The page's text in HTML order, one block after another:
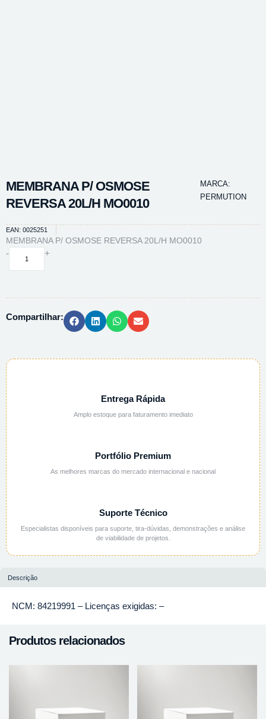
MEMBRANA P/ OSMOSE
REVERSA 20L/H MO0010
MARCA:
PERMUTION
EAN: 0025251
MEMBRANA P/ OSMOSE REVERSA 20L/H MO0010
-
MEMBRANA
MO0010
+
Compartilhar:
Entrega Rápida
Amplo estoque para faturamento imediato
Portfólio Premium
As melhores marcas do mercado internacional e nacional
Suporte Técnico
Especialistas disponíveis para suporte, tira-dúvidas, demonstrações e análise
de viabilidade de projetos.
Descrição
NCM: 84219991 – Licenças exigidas: –
Produtos relacionados